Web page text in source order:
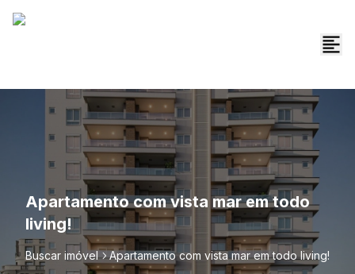
Apartamento com vista mar em todo
living!
Buscar imóvel Apartamento com vista mar em todo living!